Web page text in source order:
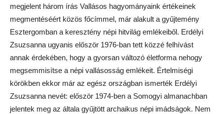
megjelent három írás Vallásos hagyományaink értékeinek
megmentéséért közös főcímmel, már alakult a gyűjtemény
Esztergomban a keresztény népi hitvilág emlékeiből. Erdélyi
Zsuzsanna ugyanis először 1976-ban tett közzé felhívást
annak érdekében, hogy a gyorsan változó életforma nehogy
megsemmisítse a népi vallásosság emlékeit. Értelmiségi
körökben ekkor már az egész országban ismerték Erdélyi
Zsuzsanna nevét: először 1974-ben a Somogyi almanachban
jelentek meg az általa gyűjtött archaikus népi imádságok. Nem